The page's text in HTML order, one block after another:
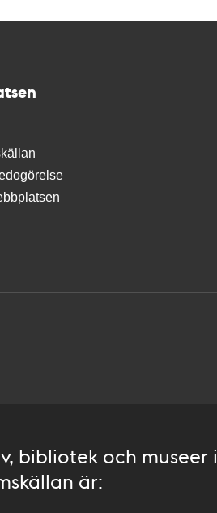
bibliotek och museer i
är: